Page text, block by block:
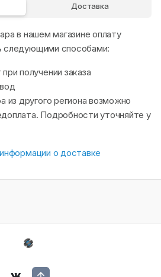
Доставка
в нашем магазине оплату
способами:
получении заказа
из другого региона возможно
Подробности уточняйте у
информации о доставке